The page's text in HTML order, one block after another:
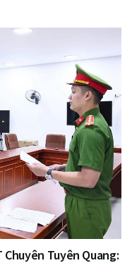
Tuyên Quang: